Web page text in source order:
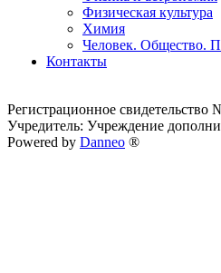
Физическая культура
Химия
Человек. Общество.
Контакты
Регистрационное
Учредитель: Учреждение
Powered by Danneo ®